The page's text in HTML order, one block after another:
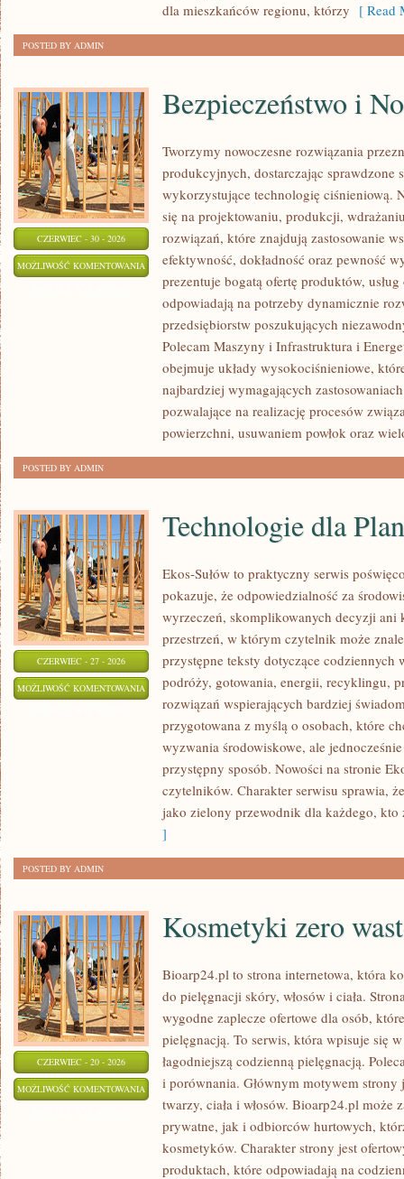
dla mieszkańców regionu, którzy [ Read
POSTED BY ADMIN
CZERWIEC - 30 - 2026
MOŻLIWOŚĆ KOMENTOWANIA BEZPIECZEŃSTWO
NORMY
Bezpieczeństwo i
Tworzymy nowoczesne rozwiązania
produkcyjnych, dostarczając sprawdzone
wykorzystujące technologię ciśnieniową.
się na projektowaniu, produkcji,
rozwiązań, które znajdują zastosowanie
efektywność, dokładność oraz pewność
prezentuje bogatą ofertę produktów,
odpowiadają na potrzeby dynamicznie
przedsiębiorstw poszukujących
Polecam Maszyny i Infrastruktura i
obejmuje układy wysokociśnieniowe,
najbardziej wymagających
pozwalające na realizację procesów
powierzchni, usuwaniem powłok oraz
POSTED BY ADMIN
CZERWIEC - 27 - 2026
MOŻLIWOŚĆ KOMENTOWANIA TECHNOLOGIE
PLANETY
Technologie dla
Ekos-Sułów to praktyczny serwis
pokazuje, że odpowiedzialność za
wyrzeczeń, skomplikowanych decyzji ani
przestrzeń, w którym czytelnik może
przystępne teksty dotyczące
podróży, gotowania, energii, recyklingu,
rozwiązań wspierających bardziej
przygotowana z myślą o osobach, które
wyzwania środowiskowe, ale
przystępny sposób. Nowości na stronie
czytelników. Charakter serwisu sprawia,
jako zielony przewodnik dla każdego, kto
]
POSTED BY ADMIN
CZERWIEC - 20 - 2026
MOŻLIWOŚĆ KOMENTOWANIA KOSMETYKI
ZERO
WASTE
Kosmetyki zero
Bioarp24.pl to strona internetowa, która
do pielęgnacji skóry, włosów i ciała.
wygodne zaplecze ofertowe dla osób,
pielęgnacją. To serwis, która wpisuje się
łagodniejszą codzienną pielęgnacją.
i porównania. Głównym motywem strony
twarzy, ciała i włosów. Bioarp24.pl może
prywatne, jak i odbiorców hurtowych,
kosmetyków. Charakter strony jest
produktach, które odpowiadają na